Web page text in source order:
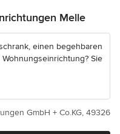
Melle
einen begehbaren
Sie
GmbH + Co.KG, 49326